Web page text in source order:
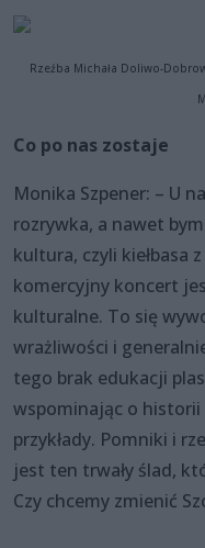
Rzeźba Michała Doliwo-
Co po nas zostaje
Monika Szpener: – U
rozrywka, a nawet
kultura, czyli kiełbasa
komercyjny koncert
kulturalne. To się
wrażliwości i
tego brak edukacji
wspominając o historii
przykłady. Pomniki i
jest ten trwały ślad,
Czy chcemy zmienić